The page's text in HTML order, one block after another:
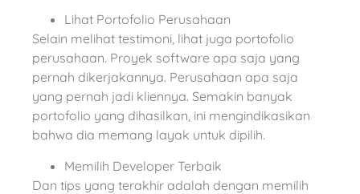
Lihat Portofolio Perusahaan
Selain melihat testimoni, lihat juga portofolio
perusahaan. Proyek software apa saja yang
pernah dikerjakannya. Perusahaan apa saja
yang pernah jadi kliennya. Semakin banyak
portofolio yang dihasilkan, ini mengindikasikan
bahwa dia memang layak untuk dipilih.
Memilih Developer Terbaik
Dan tips yang terakhir adalah dengan memilih